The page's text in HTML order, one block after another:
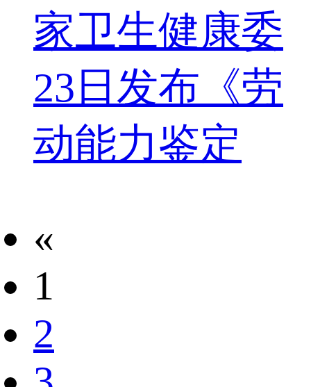
家卫生健康委
23日发布《劳
动能力鉴定
«
1
2